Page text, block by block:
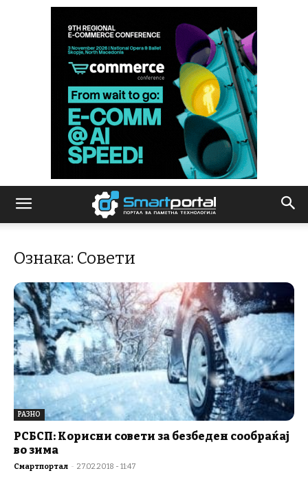
Ознака: Совети
РАЗНО
РСБСП: Корисни совети за безбеден сообраќај
во зима
Смартпортал - 27.02.2018 - 11:47